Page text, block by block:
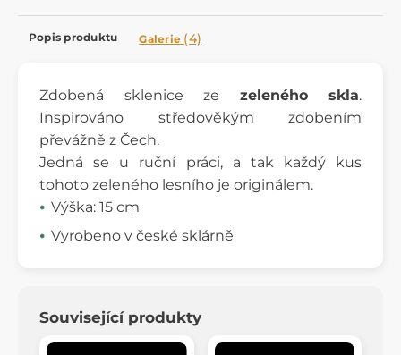
Popis produktu Galerie (4)
Zdobená sklenice ze zeleného skla.
Inspirováno středověkým zdobením
převážně z Čech.
Jedná se u ruční práci, a tak každý kus
tohoto zeleného lesního je originálem.
Výška: 15 cm
Vyrobeno v české sklárně
Související produkty